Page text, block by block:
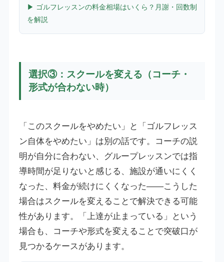
▶ ゴルフレッスンの料金相場はいくら？月謝・回数制
を解説
選択③：スクールを変える（コーチ・
形式が合わない時）
「このスクールをやめたい」と「ゴルフレッス
ン自体をやめたい」は別の話です。コーチの説
明が自分に合わない、グループレッスンでは指
導時間が足りないと感じる、施設が通いにくく
なった、料金が続けにくくなった——こうした
場合はスクールを変えることで解決できる可能
性があります。「上達が止まっている」という
場合も、コーチや形式を変えることで突破口が
見つかるケースがあります。